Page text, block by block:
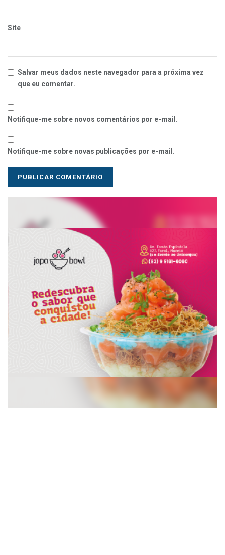
Site
Salvar meus dados neste navegador para a próxima vez
que eu comentar.
Notifique-me sobre novos comentários por e-mail.
Notifique-me sobre novas publicações por e-mail.